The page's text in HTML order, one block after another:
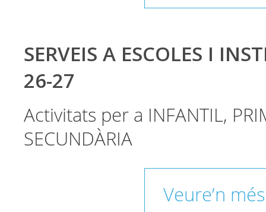
SERVEIS A ESCOLES I
26-27
Activitats per a INFANTIL,
SECUNDÀRIA
Veure’n més